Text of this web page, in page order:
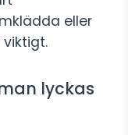
eller
lyckas